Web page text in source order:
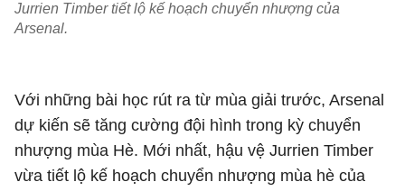
Jurrien Timber tiết lộ kế hoạch chuyển nhượng của
Arsenal.
Với những bài học rút ra từ mùa giải trước, Arsenal
dự kiến sẽ tăng cường đội hình trong kỳ chuyển
nhượng mùa Hè. Mới nhất, hậu vệ Jurrien Timber
vừa tiết lộ kế hoạch chuyển nhượng mùa hè của